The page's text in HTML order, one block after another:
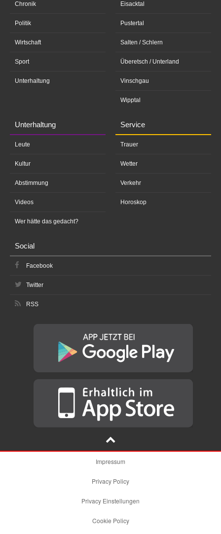
Chronik
Politik
Wirtschaft
Sport
Unterhaltung
Eisacktal
Pustertal
Salten / Schlern
Überetsch / Unterland
Vinschgau
Wipptal
Unterhaltung
Leute
Kultur
Abstimmung
Videos
Wer hätte das gedacht?
Service
Trauer
Wetter
Verkehr
Horoskop
Social
Facebook
Twitter
RSS
Impressum
Privacy Policy
Privacy Einstellungen
Cookie Policy